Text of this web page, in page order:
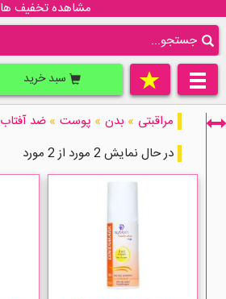
مشاهده تخفیف ها
سبد خرید
فقط نمایش کالاهای موجود
مراقبتی » بدن » پوست » ضد آفتاب
در حال نمایش 2 مورد از 2 مورد